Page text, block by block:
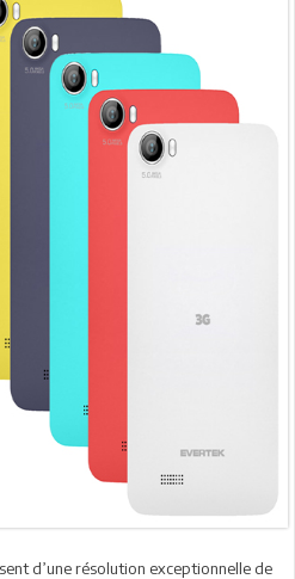
d’une résolution exceptionnelle de